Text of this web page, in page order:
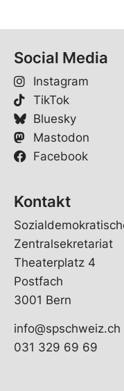
Social Media
Instagram
TikTok
Bluesky
Mastodon
Facebook
Kontakt
Zentralsekretariat
Theaterplatz 4
Postfach
3001 Bern
info@spschweiz.ch
031 329 69 69